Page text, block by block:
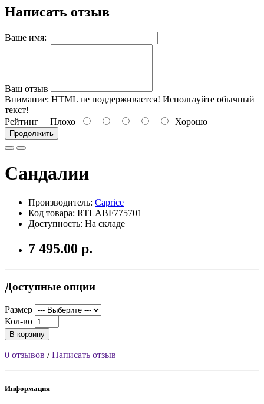
Написать отзыв
Ваше имя:
Ваш отзыв
Внимание: HTML не поддерживается! Используйте обычный
текст!
Рейтинг Плохо Хорошо
Продолжить
Сандалии
Производитель: Caprice
Код товара: RTLABF775701
Доступность: На складе
7 495.00 р.
Доступные опции
Размер
Кол-во
В корзину
0 отзывов /Написать отзыв
Информация